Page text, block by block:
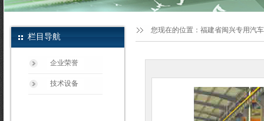
您现在的位置： 福建省闽兴专用汽
栏目导航
企业荣誉
技术设备